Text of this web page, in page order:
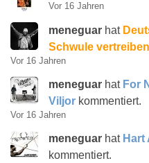
Vor 16 Jahren
meneguar hat
Schwule
Vor 16 Jahren
meneguar hat For
Viljor kommentiert.
Vor 16 Jahren
meneguar hat Hart
kommentiert.